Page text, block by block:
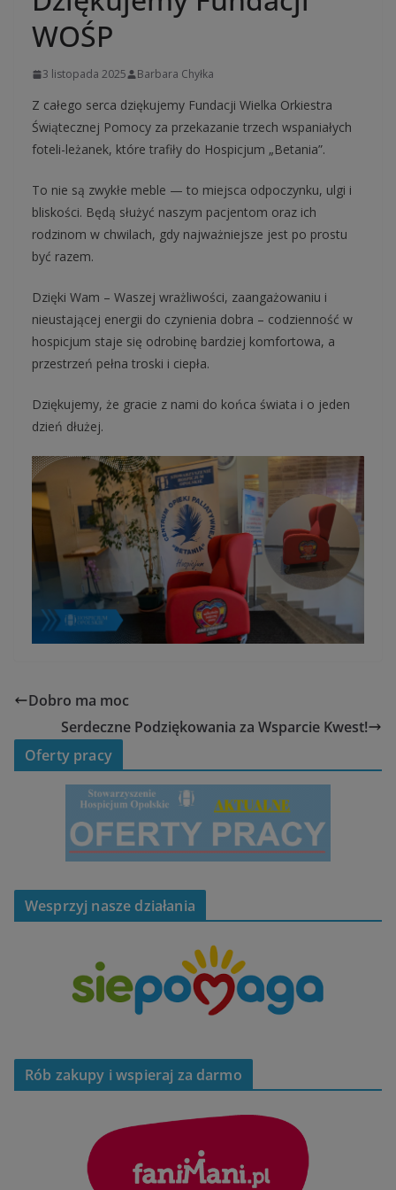
WOŚP
3 listopada 2025 Barbara Chyłka
Z całego serca dziękujemy Fundacji Wielka Orkiestra
Świątecznej Pomocy za przekazanie trzech wspaniałych
foteli-leżanek, które trafiły do Hospicjum „Betania”.
To nie są zwykłe meble — to miejsca odpoczynku, ulgi i
bliskości. Będą służyć naszym pacjentom oraz ich
rodzinom w chwilach, gdy najważniejsze jest po prostu
być razem.
Dzięki Wam – Waszej wrażliwości, zaangażowaniu i
nieustającej energii do czynienia dobra – codzienność w
hospicjum staje się odrobinę bardziej komfortowa, a
przestrzeń pełna troski i ciepła.
Dziękujemy, że gracie z nami do końca świata i o jeden
dzień dłużej.
Dobro ma moc
Serdeczne Podziękowania za Wsparcie Kwest!
Oferty pracy
Wesprzyj nasze działania
Rób zakupy i wspieraj za darmo